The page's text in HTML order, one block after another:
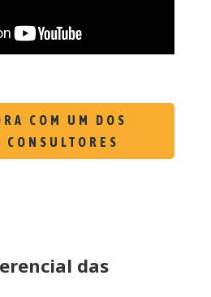
COM UM DOS
CONSULTORES
das